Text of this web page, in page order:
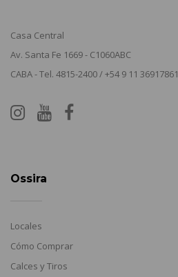
Casa Central
Av. Santa Fe 1669 - C1060ABC
CABA - Tel. 4815-2400 / +54 9 11 36917861
Ossira
Locales
Cómo Comprar
Calces y Tiros